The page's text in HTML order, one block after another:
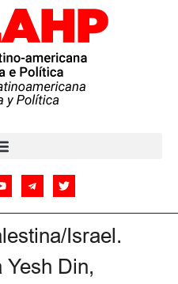
Israel.
Din,